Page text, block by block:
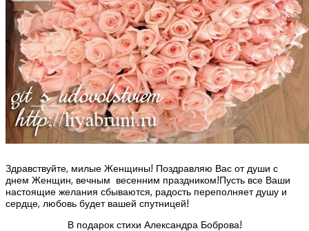
Здравствуйте, милые Женщины! Поздравляю Вас от души с
днем Женщин, вечным весенним праздником!Пусть все Ваши
настоящие желания сбываются, радость переполняет душу и
сердце, любовь будет вашей спутницей!
В подарок стихи Александра Боброва!